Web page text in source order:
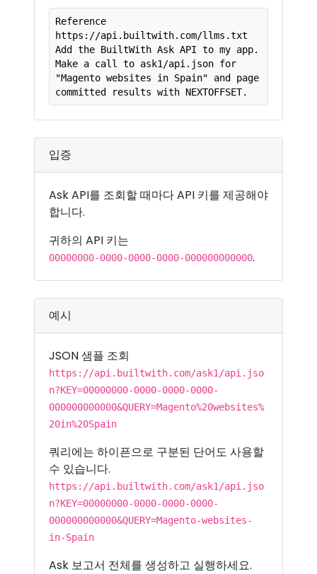
Reference
https://api.builtwith.com/llms.txt
Add the BuiltWith Ask API to my app.
Make a call to ask1/api.json for
"Magento websites in Spain" and page
committed results with NEXTOFFSET.
입증
Ask API를 조회할 때마다 API 키를 제공해야
합니다.
귀하의 API 키는
00000000-0000-0000-0000-000000000000.
예시
JSON 샘플 조회
https://api.builtwith.com/ask1/api.jso
n?KEY=00000000-0000-0000-0000-
000000000000&QUERY=Magento%20websites%
20in%20Spain
쿼리에는 하이픈으로 구분된 단어도 사용할
수 있습니다.
https://api.builtwith.com/ask1/api.jso
n?KEY=00000000-0000-0000-0000-
000000000000&QUERY=Magento-websites-
in-Spain
Ask 보고서 전체를 생성하고 실행하세요.